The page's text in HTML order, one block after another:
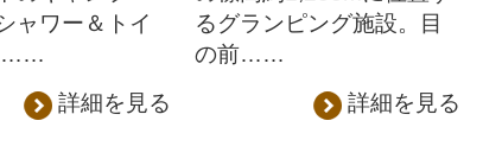
ャワー＆トイ
……
詳細を見る
るグランピング施設。目
の前……
詳細を見る